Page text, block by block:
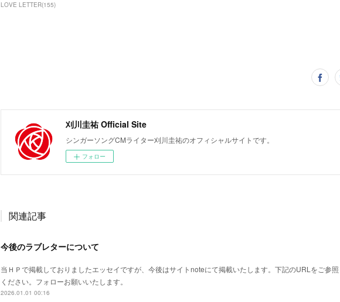
LOVE LETTER(155)
刈川圭祐 Official Site
シンガーソングCMライター刈川圭祐のオフィシャルサイトです。
フォロー
関連記事
今後のラブレターについて
当ＨＰで掲載しておりましたエッセイですが、今後はサイトnoteにて掲載いたします。下記のURLをご参照
ください。フォローお願いいたします。
2026.01.01 00:16